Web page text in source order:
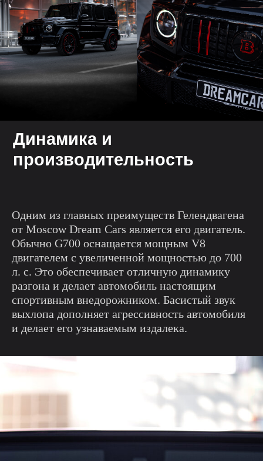
Динамика и
производительность
Одним из главных преимуществ Гелендвагена
от Moscow Dream Cars является его двигатель.
Обычно G700 оснащается мощным V8
двигателем с увеличенной мощностью до 700
л. с. Это обеспечивает отличную динамику
разгона и делает автомобиль настоящим
спортивным внедорожником. Басистый звук
выхлопа дополняет агрессивность автомобиля
и делает его узнаваемым издалека.